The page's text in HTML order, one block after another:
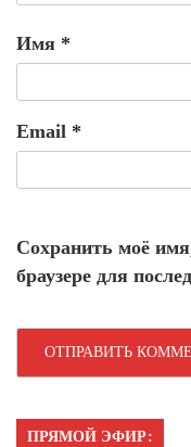
Имя *
Email *
Сохранить моё
браузере для
ПРЯМОЙ ЭФИР: